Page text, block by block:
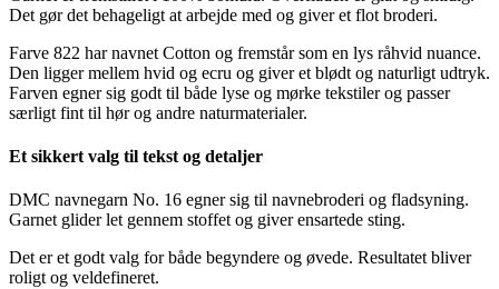
Det gør det behageligt at arbejde med og giver et flot broderi.
Farve 822 har navnet Cotton og fremstår som en lys råhvid nuance.
Den ligger mellem hvid og ecru og giver et blødt og naturligt udtryk.
Farven egner sig godt til både lyse og mørke tekstiler og passer
særligt fint til hør og andre naturmaterialer.
Et sikkert valg til tekst og detaljer
DMC navnegarn No. 16 egner sig til navnebroderi og fladsyning.
Garnet glider let gennem stoffet og giver ensartede sting.
Det er et godt valg for både begyndere og øvede. Resultatet bliver
roligt og veldefineret.